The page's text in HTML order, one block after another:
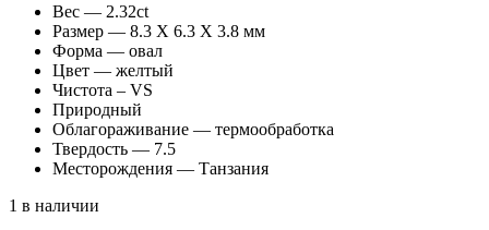
Вес — 2.32ct
Размер — 8.3 X 6.3 X 3.8 мм
Форма — овал
Цвет — желтый
Чистота – VS
Природный
Облагораживание — термообработка
Твердость — 7.5
Месторождения — Танзания
1 в наличии